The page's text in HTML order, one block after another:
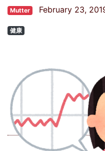
Mutter February 23,
健康